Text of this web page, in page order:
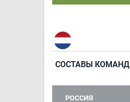
СОСТАВЫ КОМАНД
РОССИЯ